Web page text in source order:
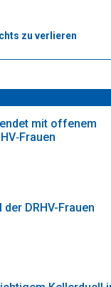
zu verlieren
mit offenem
DRHV-Frauen